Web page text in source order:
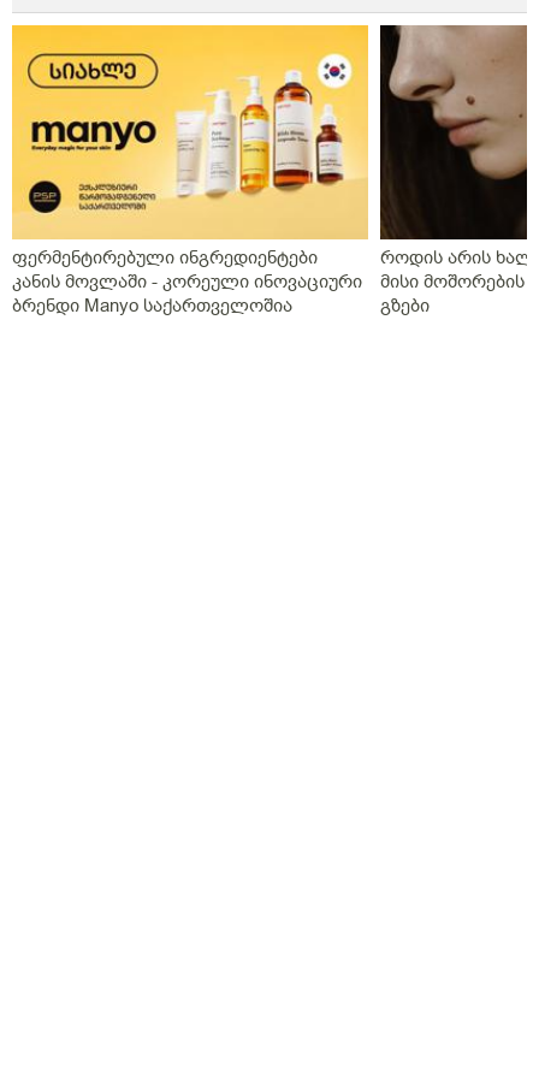
ფერმენტირებული ინგრედიენტები
კანის მოვლაში - კორეული ინოვაციური
ბრენდი Manyo საქართველოშია
როდის არის
მისი მოშორების
გზები